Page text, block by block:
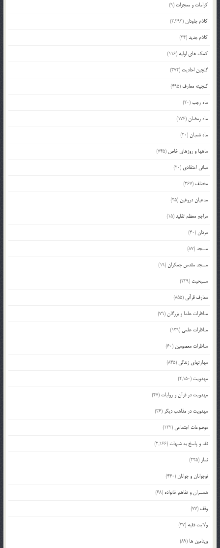
کرامات و معجزات (9)
کلام جاودان(2,293)
کلام جدید(34)
کمک های اولیه (116)
گلچین احادیث (372)
گنجینه معارف (495)
ماه رجب(20)
ماه رمضان(176)
ماه شعبان(20)
ماهها و روزهای خاص (745)
مبانی اعتقادی (20)
مختلف (367)
مدعیان دروغین (25)
مراجع معظم تقلید(15)
مردان(40)
مسجد(87)
مسجد مقدس جمکران(19)
مسیحیت (229)
معارف قرآنی (855)
مناظرات علما و بزرگان(79)
مناظرات علمی (139)
مناظرات معصومین (60)
مهارتهای زندگی (845)
مهدویت (2,150)
مهدویت در قرآن و روایات (47)
مهدویت در مذاهب دیگر (36)
موضوعات اجتماعی (122)
نقد و پاسخ به شبهات (2,166)
نماز (225)
نوجوانان و جوانان(440)
همسران و تفاهم خانواده (68)
وقف (77)
ولایت فقیه (37)
ویتامین ها (89)